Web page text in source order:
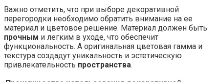
Важно отметить, что при выборе декоративной
перегородки необходимо обратить внимание на ее
материал и цветовое решение. Материал должен быть
прочным и легким в уходе, что обеспечит
функциональность. А оригинальная цветовая гамма и
текстура создадут уникальность и эстетическую
привлекательность пространства.